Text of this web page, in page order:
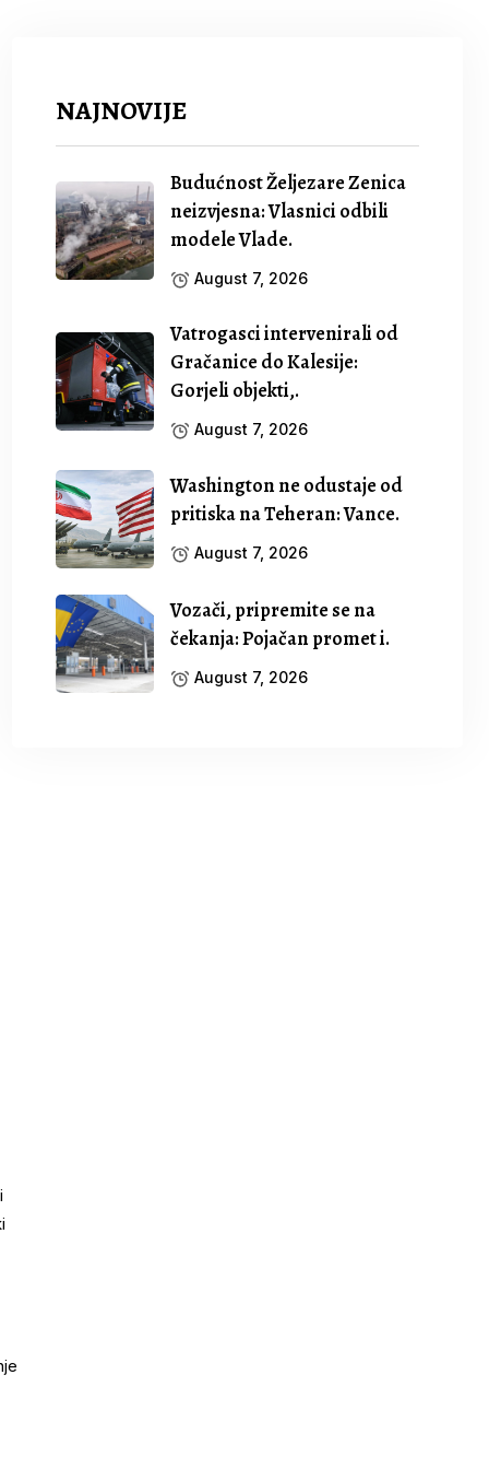
NAJNOVIJE
Budućnost Željezare Zenica
neizvjesna: Vlasnici odbili
modele Vlade.
August 7, 2026
Vatrogasci intervenirali od
Gračanice do Kalesije:
Gorjeli objekti,.
August 7, 2026
Washington ne odustaje od
pritiska na Teheran: Vance.
August 7, 2026
Vozači, pripremite se na
čekanja: Pojačan promet i.
August 7, 2026